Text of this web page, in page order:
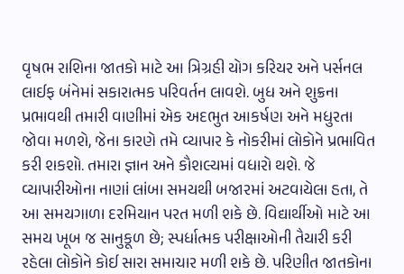
વૃષભ રાશિના જાતકો માટે આ ત્રિગ્રહી યોગ કરિયર અને પર્સનલ
લાઈફ બંનેમાં સકારાત્મક પરિવર્તન લાવશે. બુધ અને શુક્રના
પ્રભાવથી તમારી વાણીમાં એક અદભુત આકર્ષણ અને મધુરતા
જોવા મળશે, જેના કારણે તમે વ્યાપાર કે નોકરીમાં લોકોને પ્રભાવિત
કરી શકશો. તમારા જ્ઞાન અને કૌશલ્યમાં વધારો થશે. જે
વ્યાપારીઓના નાણાં લાંબા સમયથી બજારમાં અટવાયેલા હતા, તે
આ સમયગાળા દરમિયાન પરત મળી શકે છે. વિદ્યાર્થીઓ માટે આ
સમય ખૂબ જ સાનુકૂળ છે; સ્પર્ધાત્મક પરીક્ષાઓની તૈયારી કરી
રહેલા લોકોને કોઈ સારા સમાચાર મળી શકે છે. પરિણીત જાતકોના